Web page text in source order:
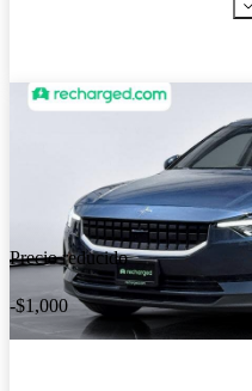
Precio reducido
-$1,000